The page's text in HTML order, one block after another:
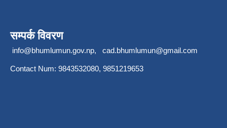
सम्पर्क विवरण
info@bhumlumun.gov.np, cad.bhumlumun@gmail.com
Contact Num: 9843532080, 9851219653